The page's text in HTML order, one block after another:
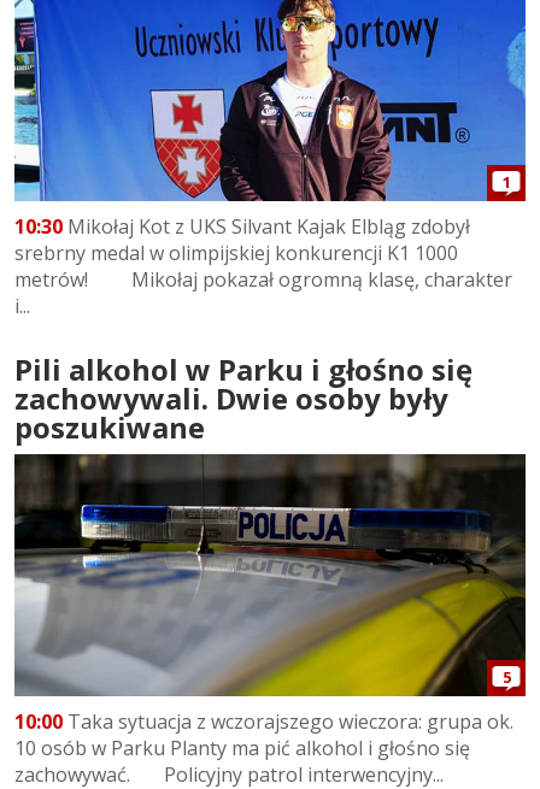
1
10:30 Mikołaj Kot z UKS Silvant Kajak Elbląg zdobył
srebrny medal w olimpijskiej konkurencji K1 1000
metrów! Mikołaj pokazał ogromną klasę, charakter
i...
Pili alkohol w Parku i głośno się
zachowywali. Dwie osoby były
poszukiwane
5
10:00 Taka sytuacja z wczorajszego wieczora: grupa ok.
10 osób w Parku Planty ma pić alkohol i głośno się
zachowywać. Policyjny patrol interwencyjny...